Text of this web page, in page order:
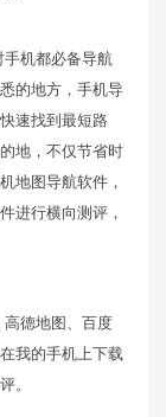
机都必备导航
的地方，手机导
速找到最短路
地，不仅节省时
地图导航软件，
进行横向测评，
德地图、百度
我的手机上下载
。